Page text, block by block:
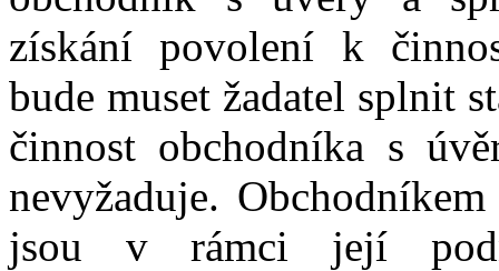
získání povolení k
bude muset žadatel splnit
činnost obchodníka s
nevyžaduje.
jsou v rámci její